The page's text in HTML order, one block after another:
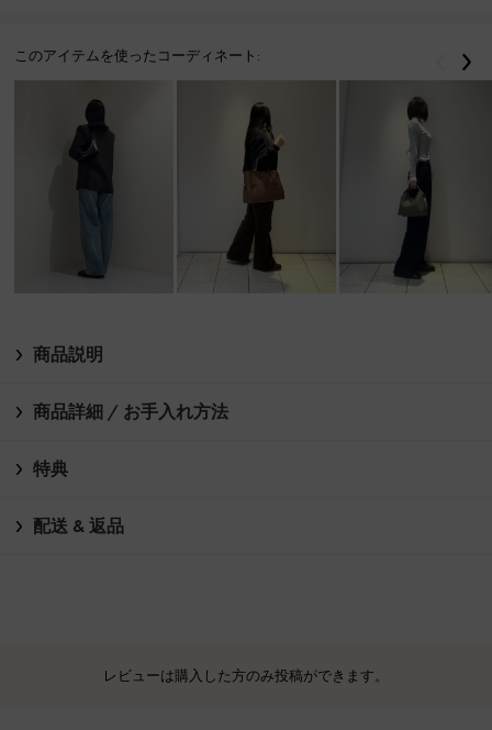
このアイテムを使ったコーディネート: 戻る
商品説明
商品詳細 / お手入れ方法
特典
配送 & 返品
レビューは購入した方のみ投稿ができます。